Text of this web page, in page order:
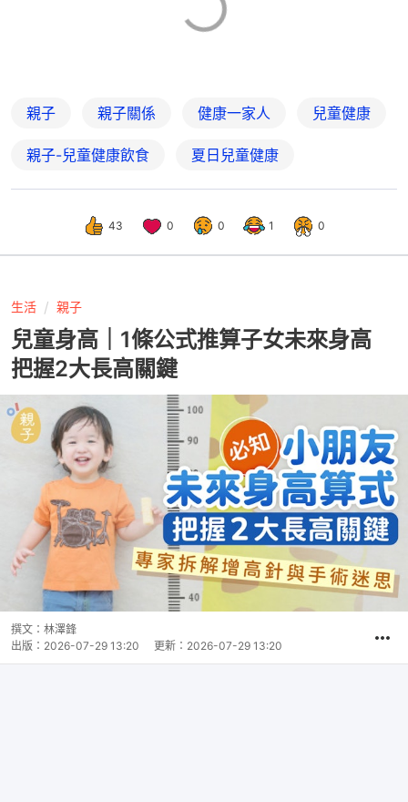
親子 親子關係 健康一家人 兒童健康
親子-兒童健康飲食 夏日兒童健康
43 0 0 1 0
生活 親子
兒童身高｜1條公式推算子女未來身高
把握2大長高關鍵
撰文： 林澤鋒
出版： 2026-07-29 13:20 更新： 2026-07-29 13:20